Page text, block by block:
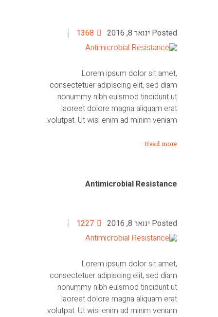
ינואר 8, 2016 1368
Lorem ipsum dolor sit amet,
consectetuer adipiscing elit, sed diam
nonummy nibh euismod tincidunt ut
laoreet dolore magna aliquam erat
volutpat. Ut wisi enim ad minim veniam.
Read more
Antimicrobial Resistance
ינואר 8, 2016 1227
Lorem ipsum dolor sit amet,
consectetuer adipiscing elit, sed diam
nonummy nibh euismod tincidunt ut
laoreet dolore magna aliquam erat
volutpat. Ut wisi enim ad minim veniam.